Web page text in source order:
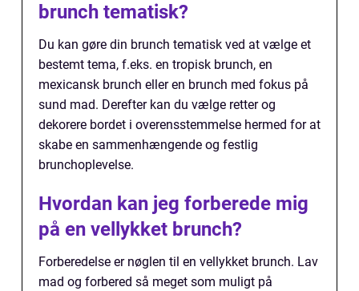
brunch tematisk?
Du kan gøre din brunch tematisk ved at vælge et
bestemt tema, f.eks. en tropisk brunch, en
mexicansk brunch eller en brunch med fokus på
sund mad. Derefter kan du vælge retter og
dekorere bordet i overensstemmelse hermed for at
skabe en sammenhængende og festlig
brunchoplevelse.
Hvordan kan jeg forberede mig
på en vellykket brunch?
Forberedelse er nøglen til en vellykket brunch. Lav
mad og forbered så meget som muligt på